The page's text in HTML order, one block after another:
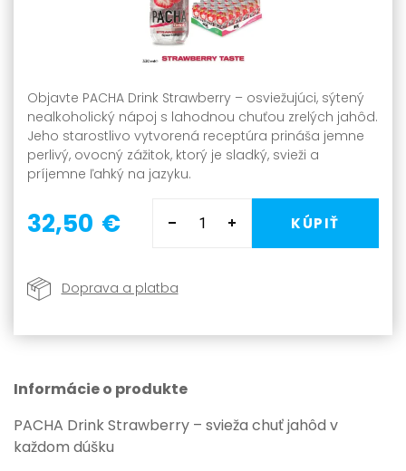
Objavte PACHA Drink Strawberry – osviežujúci, sýtený
nealkoholický nápoj s lahodnou chuťou zrelých jahôd.
Jeho starostlivo vytvorená receptúra prináša jemne
perlivý, ovocný zážitok, ktorý je sladký, svieži a
príjemne ľahký na jazyku.
32,50 € KÚPIŤ
Doprava a platba
Informácie o produkte
PACHA Drink Strawberry – svieža chuť jahôd v
každom dúšku